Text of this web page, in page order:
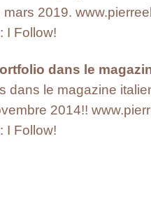
2019.
I Follow!
dans le
dans le magazine
2014!!
I Follow!